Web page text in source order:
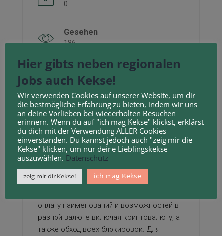
0
Gesehen
186
Beschreibung des
Unternehmens
Почему МЕГА — это синоним прогресса
Мегаonionhttps://xn--meg7-szb.com– это
самый крупный анонимный магазин в
СНГ, который работает на просторах
сети. Площадка обеспечивает каждому
пользователю 100% анонимность и
анонимность. К тому же обеспечивает
оплату наименований и возможностей в
разной валюте включая криптовалюту, а
также обход всех блокировок. Для
Hier gibts neben regionalen
Jobs auch Kekse!
Wir verwenden Cookies auf unserer Website, um dir
die bestmögliche Erfahrung zu bieten, indem wir uns
an deine Vorlieben bei wiederholten Besuchen
erinnern. Wenn du auf "ich mag Kekse" klickst, erklärst
du dich mit der Verwendung ALLER Cookies
einverstanden. Du kannst jedoch auch "zeig mir die
Kekse" klicken, um nur deine Lieblingskekse
auszuwählen. Datenschutz
zeig mir dir Kekse! ich mag Kekse